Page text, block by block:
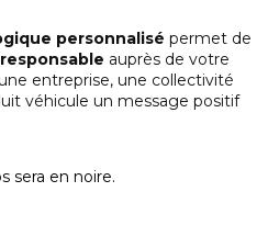
personnalisé permet de
auprès de votre
entreprise, une collectivité
véhicule un message positif
sera en noire.